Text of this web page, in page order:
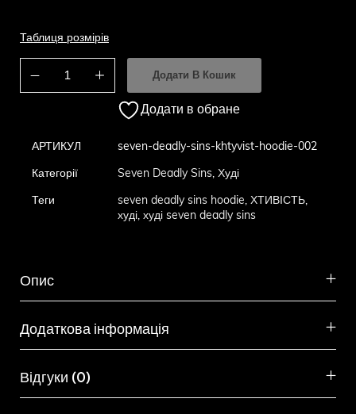
Таблиця розмірів
Додати В Кошик
Додати в обране
АРТИКУЛ seven-deadly-sins-khtyvist-hoodie-002
Категорії Seven Deadly Sins, Худі
Теги seven deadly sins hoodie, ХТИВІСТЬ,
худі, худі seven deadly sins
Опис
Додаткова інформація
Відгуки (0)